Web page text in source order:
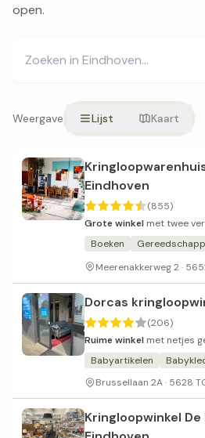
open.
Weergave Lijst Kaart
Eindhoven
(855)
Grote winkel met twee
assortiment.
Boeken
Dorcas
(206)
Ruime winkel met netjes
vriendelijk personeel.
Babyartikelen
Brussellaan 2A · 5628
Kringloopwinkel